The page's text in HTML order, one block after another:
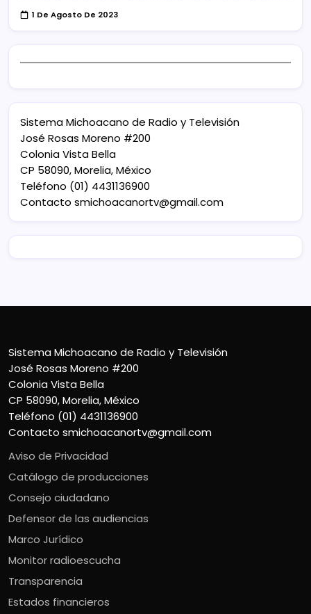
1 De Agosto De 2023
Sistema Michoacano de Radio y Televisión
José Rosas Moreno #200
Colonia Vista Bella
CP 58090, Morelia, México
Teléfono (01) 4431136900
Contacto smichoacanortv@gmail.com
Sistema Michoacano de Radio y Televisión
José Rosas Moreno #200
Colonia Vista Bella
CP 58090, Morelia, México
Teléfono (01) 4431136900
Contacto smichoacanortv@gmail.com
Aviso de Privacidad
Catálogo de producciones
Consejo ciudadano
Defensor de las audiencias
Marco Jurídico
Monitor radioescucha
Transparencia
Estados financieros